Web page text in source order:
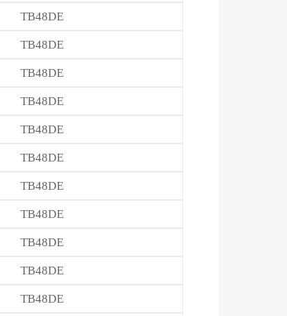
TB48DE
TB48DE
TB48DE
TB48DE
TB48DE
TB48DE
TB48DE
TB48DE
TB48DE
TB48DE
TB48DE